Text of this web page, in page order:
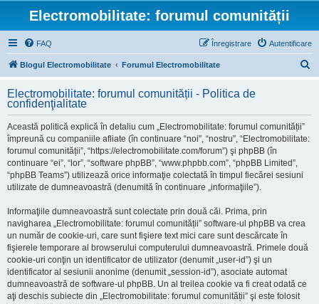
Electromobilitate: forumul comunității
FAQ Autentificare
Înregistrare
Blogul Electromobilitate Forumul Electromobilitate
t
Electromobilitate: forumul comunității - Politica de
confidenţialitate
Această politică explică în detaliu cum „Electromobilitate: forumul comunității”
împreună cu companiile afliate (în continuare “noi”, “nostru”, “Electromobilitate:
forumul comunității”, “https://electromobilitate.com/forum”) şi phpBB (în
continuare “ei”, “lor”, “software phpBB”, “www.phpbb.com”, “phpBB Limited”,
“phpBB Teams”) utilizează orice informaţie colectată în timpul fiecărei sesiuni
utilizate de dumneavoastră (denumită în continuare „informaţiile”).
Informaţiile dumneavoastră sunt colectate prin două căi. Prima, prin
navigharea „Electromobilitate: forumul comunității” software-ul phpBB va crea
un număr de cookie-uri, care sunt fişiere text mici care sunt descărcate în
fişierele temporare al browserului computerului dumneavoastră. Primele două
cookie-uri conţin un identificator de utilizator (denumit „user-id”) şi un
identificator al sesiunii anonime (denumit „session-id”), asociate automat
dumneavoastră de software-ul phpBB. Un al treilea cookie va fi creat odată ce
aţi deschis subiecte din „Electromobilitate: forumul comunității” şi este folosit